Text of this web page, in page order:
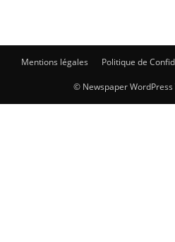
Mentions légales Politique de
© Newspaper WordPress